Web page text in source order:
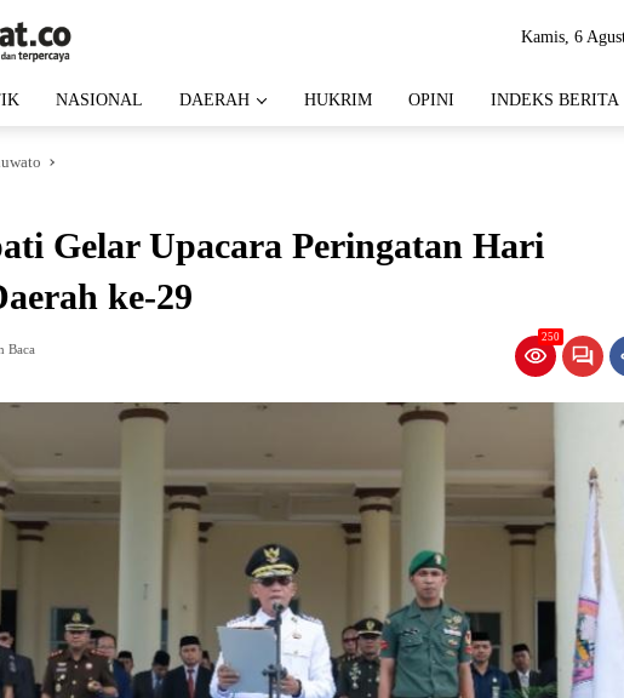
Kamis, 6
NASIONAL DAERAH HUKRIM OPINI INDEKS BERITA
Gelar Upacara Peringatan Hari
ke-29
Baca
250